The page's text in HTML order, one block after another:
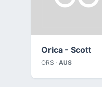
Orica - Scott
ORS · AUS